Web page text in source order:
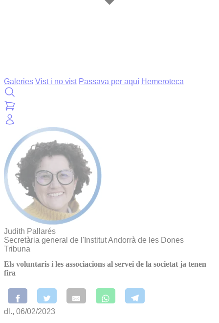
Galeries Vist i no vist Passava per aquí Hemeroteca
Judith Pallarés
Secretària general de l'Institut Andorrà de les Dones
Tribuna
Els voluntaris i les associacions al servei de la societat ja tenen
fira
dl., 06/02/2023